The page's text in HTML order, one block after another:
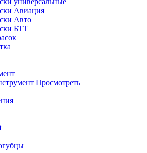
универсальные
Авиация
Авто
БТТ
Просмотреть